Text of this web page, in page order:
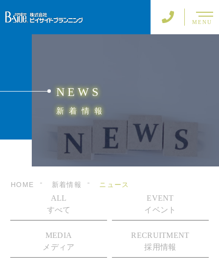
MENU
NEWS
新着情報
HOME 新着情報 ニュース
ALL
すべて
EVENT
イベント
MEDIA
メディア
RECRUITMENT
採用情報